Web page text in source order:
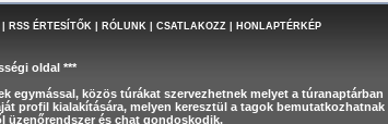
RSS ÉRTESÍTŐK| RÓLUNK| CSATLAKOZZ| HONLAPTÉRKÉP
oldal ***
egymással, közös túrákat szervezhetnek melyet a túranaptárban
profil kialakítására, melyen keresztül a tagok bemutatkozhatnak
üzenőrendszer és chat gondoskodik.